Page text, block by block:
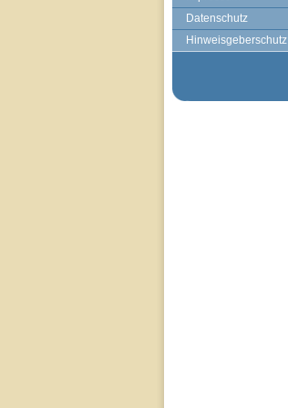
Datenschutz
Hinweisgeberschutz